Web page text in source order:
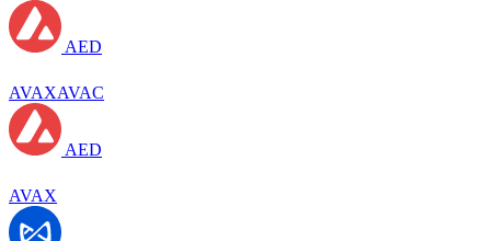
AED
AVAXAVAC
AED
AVAX